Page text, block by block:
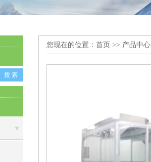
您现在的位置： 首页 >> 产品中心